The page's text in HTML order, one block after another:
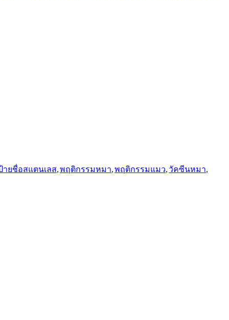
ายชื่อสแตนเลส พฤติกรรมหมา พฤติกรรมแมว วัคซีนหมา